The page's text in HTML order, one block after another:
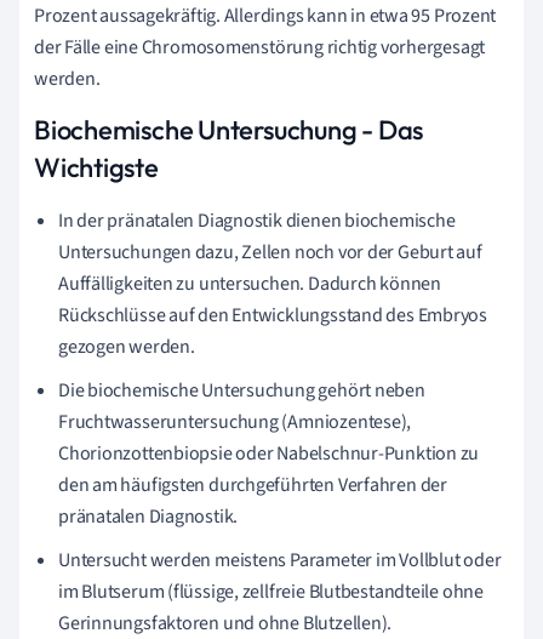
Prozent aussagekräftig. Allerdings kann in etwa 95 Prozent
der Fälle eine Chromosomenstörung richtig vorhergesagt
werden.
Biochemische Untersuchung - Das
Wichtigste
In der pränatalen Diagnostik dienen biochemische
Untersuchungen dazu, Zellen noch vor der Geburt auf
Auffälligkeiten zu untersuchen. Dadurch können
Rückschlüsse auf den Entwicklungsstand des Embryos
gezogen werden.
Die biochemische Untersuchung gehört neben
Fruchtwasseruntersuchung (Amniozentese),
Chorionzottenbiopsie oder Nabelschnur-Punktion zu
den am häufigsten durchgeführten Verfahren der
pränatalen Diagnostik.
Untersucht werden meistens Parameter im Vollblut oder
im Blutserum (flüssige, zellfreie Blutbestandteile ohne
Gerinnungsfaktoren und ohne Blutzellen).